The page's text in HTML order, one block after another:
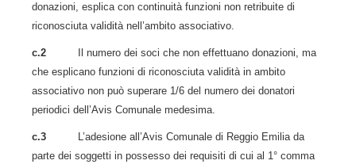
donazioni, esplica con continuità funzioni non retribuite di
riconosciuta validità nell’ambito associativo.
c.2
Il numero dei soci che non effettuano donazioni, ma
che esplicano funzioni di riconosciuta validità in ambito
associativo non può superare 1/6 del numero dei donatori
periodici dell’Avis Comunale medesima.
c.3 L’adesione all’Avis Comunale di Reggio Emilia da
parte dei soggetti in possesso dei requisiti di cui al 1° comma